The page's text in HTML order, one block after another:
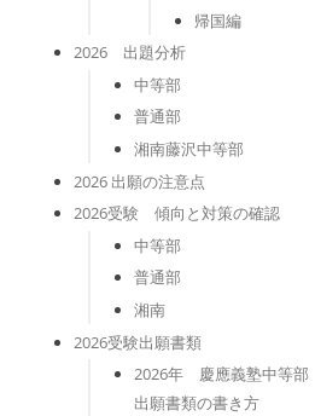
帰国編
2026 出題分析
中等部
普通部
湘南藤沢中等部
2026 出願の注意点
2026受験 傾向と対策の確認
中等部
普通部
湘南
2026受験出願書類
2026年 慶應義塾中等部
出願書類の書き方